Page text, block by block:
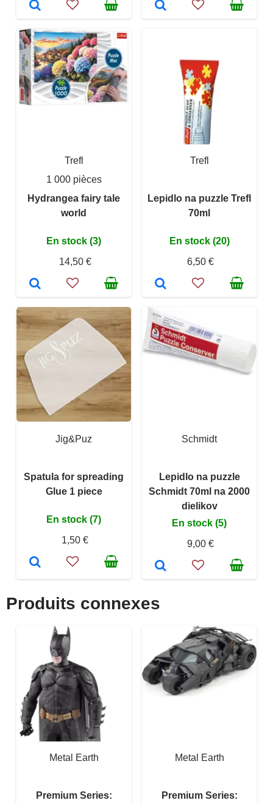
Trefl
1 000 pièces
Hydrangea fairy tale
world
En stock (3)
14,50 €
Trefl
Lepidlo na puzzle Trefl
70ml
En stock (20)
6,50 €
Jig&Puz
Spatula for spreading
Glue 1 piece
En stock (7)
1,50 €
Schmidt
Lepidlo na puzzle
Schmidt 70ml na 2000
dielikov
En stock (5)
9,00 €
Produits connexes
Metal Earth
Premium Series:
Metal Earth
Premium Series: